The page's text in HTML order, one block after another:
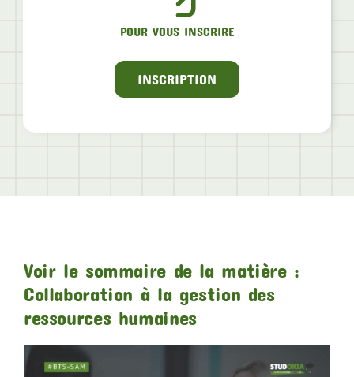
POUR VOUS INSCRIRE
INSCRIPTION
Voir le sommaire de la matière :
Collaboration à la gestion des
ressources humaines